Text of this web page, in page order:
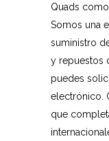
Quads
Somos una
suministro
y repuestos
puedes
electrónico.
que